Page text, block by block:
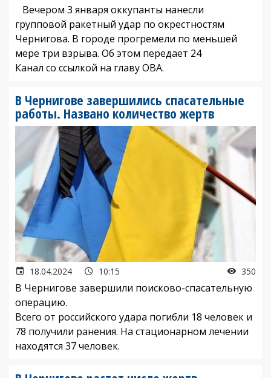
Вечером 3 января оккупанты нанесли
групповой ракетный удар по окрестностям
Чернигова. В городе прогремели по меньшей
мере три взрыва. Об этом передает 24
Канал со ссылкой на главу ОВА.
В Чернигове завершились спасательные
работы. Названо количество жертв
18.04.2024 10:15 350
В Чернигове завершили поисково-спасательную
операцию.
Всего от российского удара погибли 18 человек и
78 получили ранения. На стационарном лечении
находятся 37 человек.